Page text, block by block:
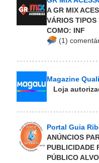
A GR MIX
VÁRIOS TIPOS
COMO: INF
(1)
Magazine
Loja
Portal Guia
ANÚNCIOS
PUBLICIDADE
PÚBLICO ALVO